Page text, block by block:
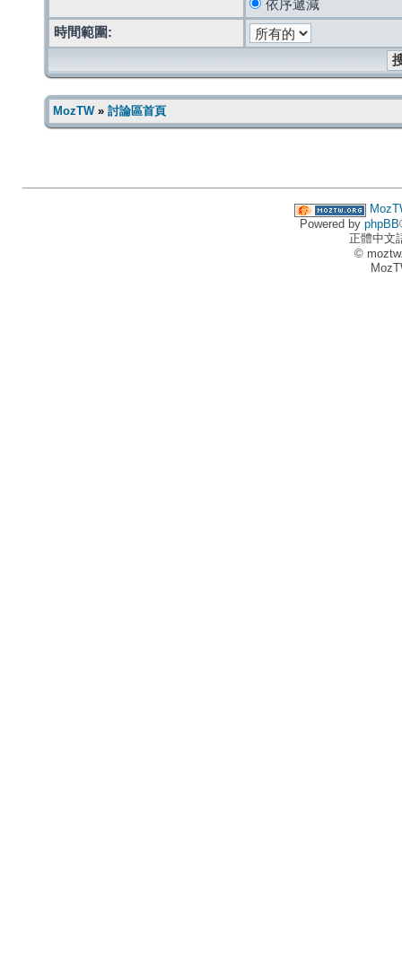
依序遞減
時間範圍:
MozTW» 討論區首頁
Powered by phpBB
正體中文
©